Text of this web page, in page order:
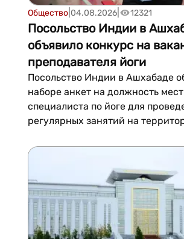
Общество| 04.08.2026| 12321
Посольство Индии в
объявило конкурс на
преподавателя йоги
Посольство Индии в Ашхабаде
наборе анкет на должность
специалиста по йоге для
регулярных занятий на
«Bagtyýarlyk» в туркменской
дипломатической
требованиям, кандидат должен
возрасте от 25 до 5...